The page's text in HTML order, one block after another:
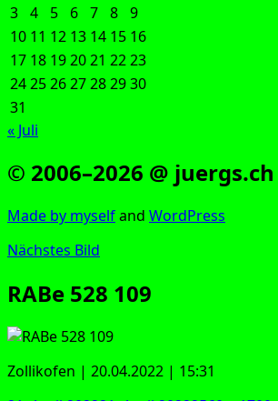
3 4 5 6 7 8 9
10 11 12 13 14 15 16
17 18 192021 2223
24252627282930
31
« Juli
© 2006–2026 @ juergs.ch
Made by mys­elfand Word­Press
Nächstes Bild
RABe 528 109
Zol­li­kofen | 20.04.2022 | 15:31